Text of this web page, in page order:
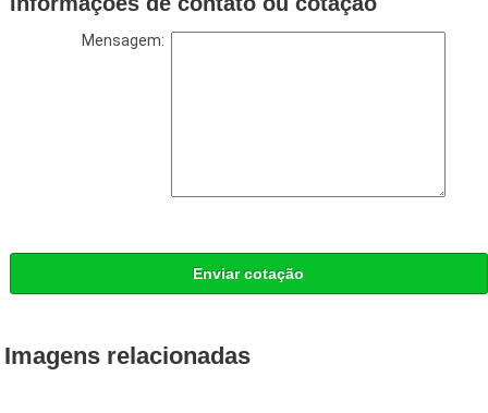
Mensagem:
Enviar cotação
Imagens relacionadas